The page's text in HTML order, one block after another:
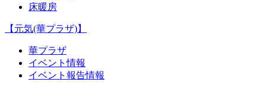
床暖房
【元気(華プラザ)】
華プラザ
イベント情報
イベント報告情報